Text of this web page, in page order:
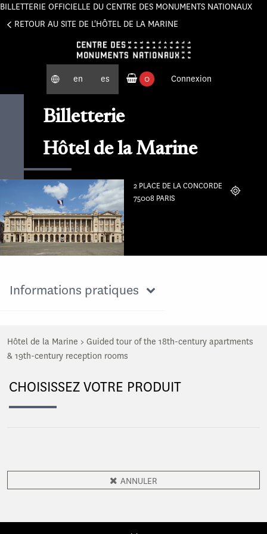
BILLETTERIE OFFICIELLE DU CENTRE DES MONUMENTS NATIONAUX
RETOUR AU SITE DE L'HÔTEL DE LA MARINE
en es
0
Connexion
Billetterie
Hôtel de la Marine
2 PLACE DE LA CONCORDE
75008 PARIS
Localiser
Informations pratiques
Hôtel de la Marine > Guided tour of the 18th-century apartments
& 19th-century reception rooms
CHOISISSEZ VOTRE PRODUIT
ANNULER
Panneau de gestion des cookies